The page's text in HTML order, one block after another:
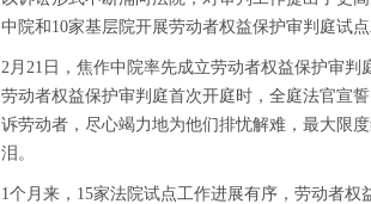
中院和10家基层院开展劳动者权益保护审判庭试
2月21日，焦作中院率先成立劳动者权益保护审
劳动者权益保护审判庭首次开庭时，全庭法官宣
诉劳动者，尽心竭力地为他们排忧解难，最大限
泪。
1个月来，15家法院试点工作进展有序，劳动者